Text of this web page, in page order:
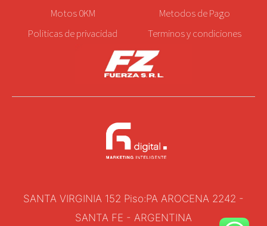
Motos 0KM
Politicas de privacidad
Metodos de Pago
Terminos y condiciones
SANTA VIRGINIA 152 Piso:PA AROCENA 2242 -
SANTA FE - ARGENTINA